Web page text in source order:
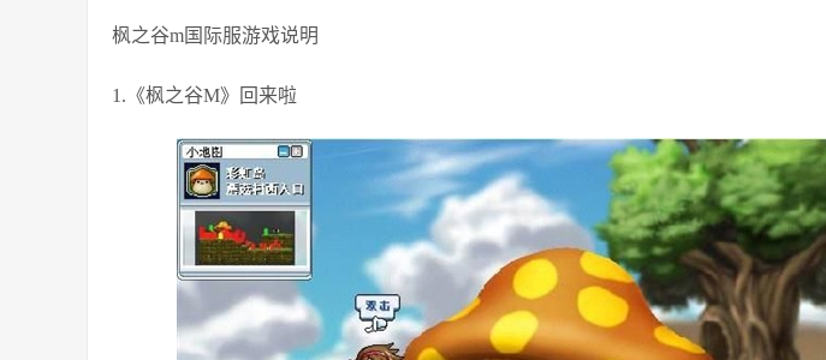
枫之谷m国际服游戏说明
1.《枫之谷M》回来啦